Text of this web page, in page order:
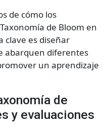
de cómo los
de Bloom en
clave es diseñar
abarquen diferentes
un aprendizaje
de
y evaluaciones